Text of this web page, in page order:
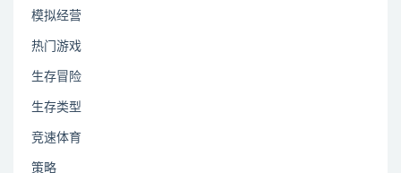
模拟经营
热门游戏
生存冒险
生存类型
竞速体育
策略